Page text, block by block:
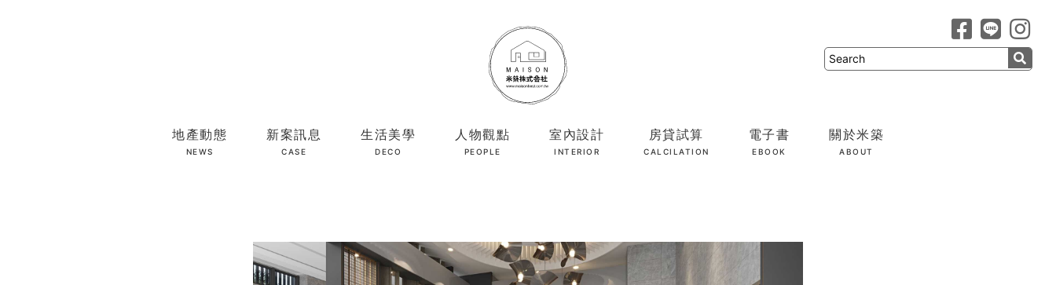
地產動態
NEWS
新案訊息
CASE
生活美學
DECO
人物觀點
PEOPLE
室內設計
INTERIOR
房貸試算
CALCILATION
電子書
EBOOK
關於米築
ABOUT